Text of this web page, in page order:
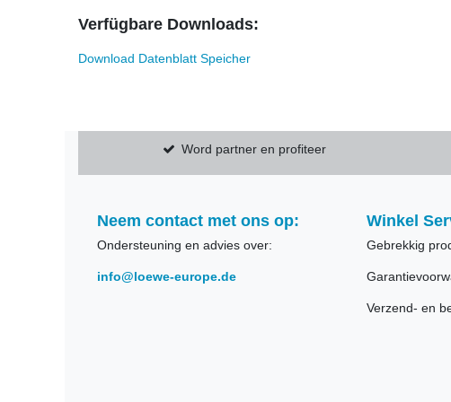
Verfügbare Downloads:
Download Datenblatt Speicher
Word partner en profiteer
Neem contact met ons op:
Ondersteuning en advies over:
info@loewe-europe.de
Winkel
Gebrekkig
Verzend- en